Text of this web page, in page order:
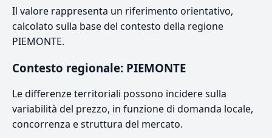
Il valore rappresenta un riferimento orientativo,
calcolato sulla base del contesto della regione
PIEMONTE.
Contesto regionale: PIEMONTE
Le differenze territoriali possono incidere sulla
variabilità del prezzo, in funzione di domanda locale,
concorrenza e struttura del mercato.